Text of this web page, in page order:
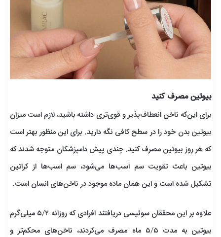
بیوتین مصرف کنید
برای این‌که ناخن‌ انعطاف‌پذیر و قوی‌تری داشته باشید، لازم است میزان
بیوتین بدن خود را در سطح کافی نگه دارید. برای این منظور بهتر است
که هر روز بیوتین مصرف کنید. چندی پیش دامپزشکان متوجه شدند که
بیوتین باعث تقویت سم اسب‌ها می‌شود، سم اسب‌ها از کراتین
تشکیل شده است و این همان ماده موجود در ناخن‌های انسان است.
علاوه بر این محققان سوئیسی دریافتند افرادی که روزانه ۵/۲ میلی‌گرم
بیوتین به مدت ۵/۵ ماه مصرف می‌کردند، ناخن‌های محکم‌تر و